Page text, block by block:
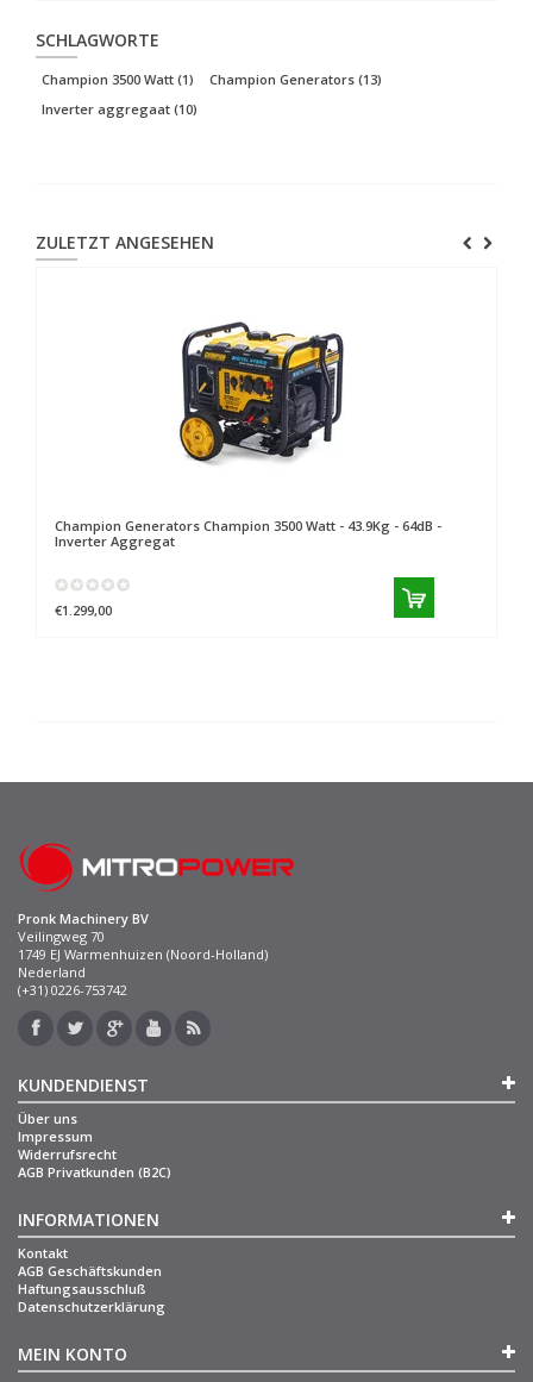
SCHLAGWORTE
Champion 3500 Watt (1) Champion Generators (13)
Inverter aggregaat (10)
ZULETZT ANGESEHEN
Champion Generators Champion 3500 Watt - 43.9Kg - 64dB -
Inverter Aggregat
€1.299,00
Pronk Machinery BV
Veilingweg 70
1749 EJ Warmenhuizen (Noord-Holland)
Nederland
(+31) 0226-753742
KUNDENDIENST
Über uns
Impressum
Widerrufsrecht
AGB Privatkunden (B2C)
INFORMATIONEN
Kontakt
AGB Geschäftskunden
Haftungsausschluß
Datenschutzerklärung
MEIN KONTO